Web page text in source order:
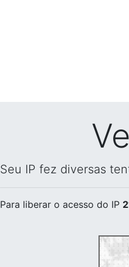
Seu IP fez diversas
Para liberar o acesso do IP